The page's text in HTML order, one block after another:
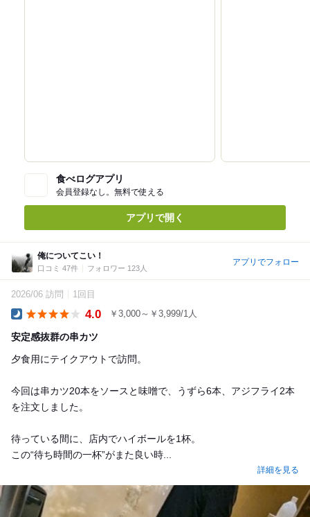
食べログアプリ
会員登録なし。無料で使える
アプリで開く
俺についてこい！
口コミ 47件 フォロワー 123人
アプリでフォロー
2026/06 訪問 1回目
4.0 ￥3,000～￥3,999/1人
安定感抜群の串カツ
夕食用にテイクアウトで訪問。
今回は串カツ20本をソースと味噌で、うずら6本、アジフライ2本
を注文しました。
待っている間に、店内でハイボールを1杯。
この“待ち時間の一杯”がまた良い時...
詳細を見る